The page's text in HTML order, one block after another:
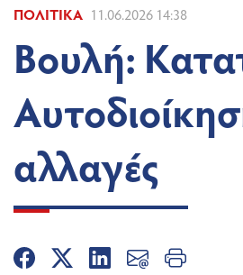
ΠΟΛΙΤΙΚΆ 11.06.2026 14:38
Βουλή:
αλλαγές